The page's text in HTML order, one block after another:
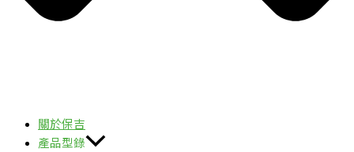
關於保吉
產品型錄